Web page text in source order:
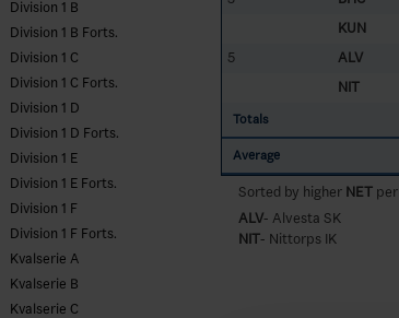
Division 1 B
Division 1 B Forts.
Division 1 C
Division 1 C Forts.
Division 1 D
Division 1 D Forts.
Division 1 E
Division 1 E Forts.
Division 1 F
Division 1 F Forts.
Kvalserie A
Kvalserie B
Kvalserie C
KUN
5
ALV
NIT
Totals
Average
Sorted by higher NETper
ALV- Alvesta SK
NIT- Nittorps IK